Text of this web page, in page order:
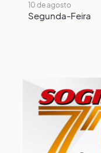
10 de agosto
Segunda-Feira
13 de agosto
Quinta-Feira
14 de agosto
Sexta-Feira